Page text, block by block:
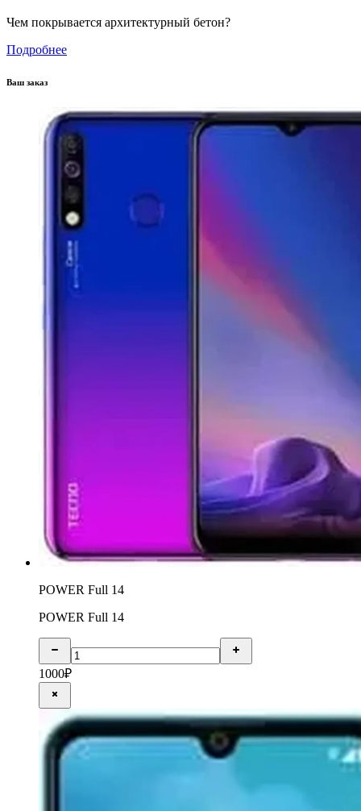
Чем покрывается архитектурный бетон?
Подробнее
Ваш заказ
POWER Full 14
POWER Full 14
1000₽